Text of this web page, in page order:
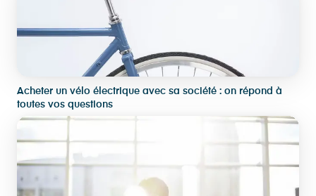
Acheter un vélo électrique avec sa société : on répond à
toutes vos questions